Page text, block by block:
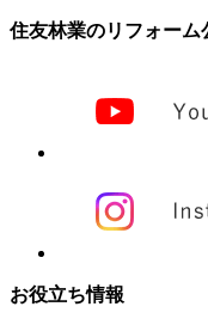
住友林業のリフォーム
お役立ち情報